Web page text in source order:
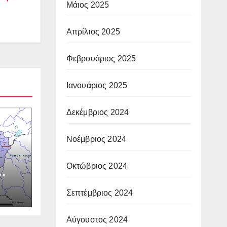
Μάιος 2025
Απρίλιος 2025
Φεβρουάριος 2025
Ιανουάριος 2025
Δεκέμβριος 2024
Νοέμβριος 2024
Οκτώβριος 2024
Σεπτέμβριος 2024
Αύγουστος 2024